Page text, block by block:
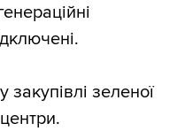
закупівлі зеленої